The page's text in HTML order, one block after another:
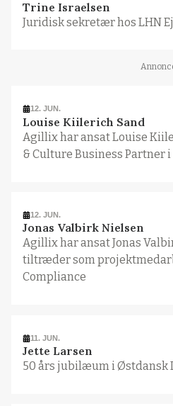
Trine Israelsen
Juridisk sekretær hos LHN
12. JUN.
Louise Kiilerich Sand
Agillix har ansat Louise
& Culture Business Partner
12. JUN.
Jonas Valbirk Nielsen
Agillix har ansat Jonas
tiltræder som
Compliance
11. JUN.
Jette Larsen
50 års jubilæum i Østdansk